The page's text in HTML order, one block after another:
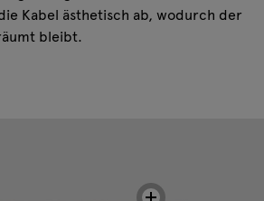
Kabel ästhetisch ab, wodurch der
bleibt.